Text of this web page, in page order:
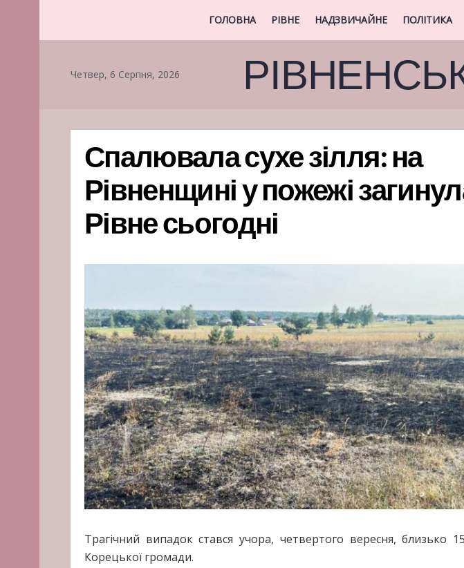
ГОЛОВНА РІВНЕ НАДЗВИЧАЙНЕ ПОЛІТИКА
Четвер, 6 Серпня, 2026
Спалювала сухе зілля: на
Рівненщині у пожежі
Рівне сьогодні
Трагічний випадок стався учора, четвертого вересня, близько
Корецької громади.